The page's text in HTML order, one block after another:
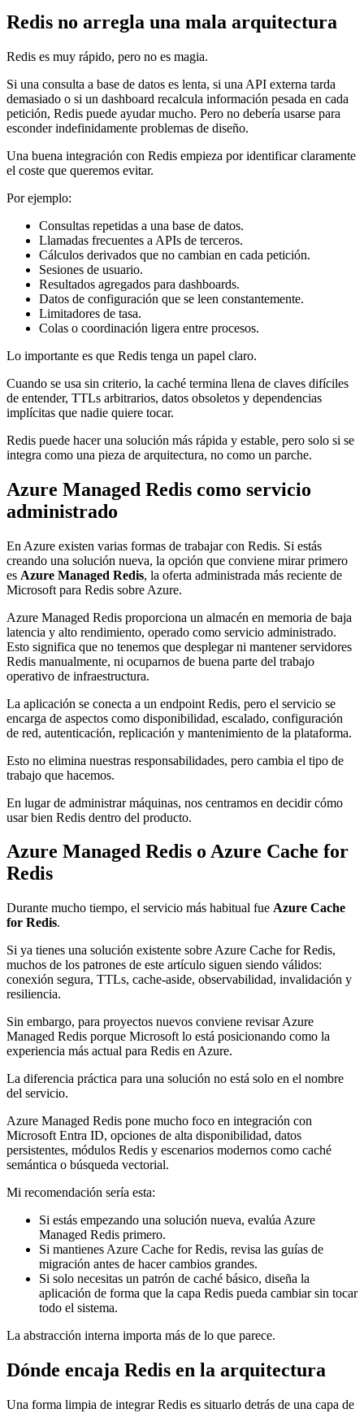
Redis no arregla una mala arquitectura
Redis es muy rápido, pero no es magia.
Si una consulta a base de datos es lenta, si una API externa tarda
demasiado o si un dashboard recalcula información pesada en cada
petición, Redis puede ayudar mucho. Pero no debería usarse para
esconder indefinidamente problemas de diseño.
Una buena integración con Redis empieza por identificar claramente
el coste que queremos evitar.
Por ejemplo:
Consultas repetidas a una base de datos.
Llamadas frecuentes a APIs de terceros.
Cálculos derivados que no cambian en cada petición.
Sesiones de usuario.
Resultados agregados para dashboards.
Datos de configuración que se leen constantemente.
Limitadores de tasa.
Colas o coordinación ligera entre procesos.
Lo importante es que Redis tenga un papel claro.
Cuando se usa sin criterio, la caché termina llena de claves difíciles
de entender, TTLs arbitrarios, datos obsoletos y dependencias
implícitas que nadie quiere tocar.
Redis puede hacer una solución más rápida y estable, pero solo si se
integra como una pieza de arquitectura, no como un parche.
Azure Managed Redis como servicio
administrado
En Azure existen varias formas de trabajar con Redis. Si estás
creando una solución nueva, la opción que conviene mirar primero
es Azure Managed Redis, la oferta administrada más reciente de
Microsoft para Redis sobre Azure.
Azure Managed Redis proporciona un almacén en memoria de baja
latencia y alto rendimiento, operado como servicio administrado.
Esto significa que no tenemos que desplegar ni mantener servidores
Redis manualmente, ni ocuparnos de buena parte del trabajo
operativo de infraestructura.
La aplicación se conecta a un endpoint Redis, pero el servicio se
encarga de aspectos como disponibilidad, escalado, configuración
de red, autenticación, replicación y mantenimiento de la plataforma.
Esto no elimina nuestras responsabilidades, pero cambia el tipo de
trabajo que hacemos.
En lugar de administrar máquinas, nos centramos en decidir cómo
usar bien Redis dentro del producto.
Azure Managed Redis o Azure Cache for
Redis
Durante mucho tiempo, el servicio más habitual fue Azure Cache
for Redis.
Si ya tienes una solución existente sobre Azure Cache for Redis,
muchos de los patrones de este artículo siguen siendo válidos:
conexión segura, TTLs, cache-aside, observabilidad, invalidación y
resiliencia.
Sin embargo, para proyectos nuevos conviene revisar Azure
Managed Redis porque Microsoft lo está posicionando como la
experiencia más actual para Redis en Azure.
La diferencia práctica para una solución no está solo en el nombre
del servicio.
Azure Managed Redis pone mucho foco en integración con
Microsoft Entra ID, opciones de alta disponibilidad, datos
persistentes, módulos Redis y escenarios modernos como caché
semántica o búsqueda vectorial.
Mi recomendación sería esta:
Si estás empezando una solución nueva, evalúa Azure
Managed Redis primero.
Si mantienes Azure Cache for Redis, revisa las guías de
migración antes de hacer cambios grandes.
Si solo necesitas un patrón de caché básico, diseña la
aplicación de forma que la capa Redis pueda cambiar sin tocar
todo el sistema.
La abstracción interna importa más de lo que parece.
Dónde encaja Redis en la arquitectura
Una forma limpia de integrar Redis es situarlo detrás de una capa de